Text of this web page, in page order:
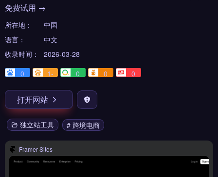
免费试用 →
所在地：
中国
语言：
中文
收录时间：
2026-03-28
0
1- 0 0 0
打开网站
独立站工具 # 跨境电商
Framer Sites